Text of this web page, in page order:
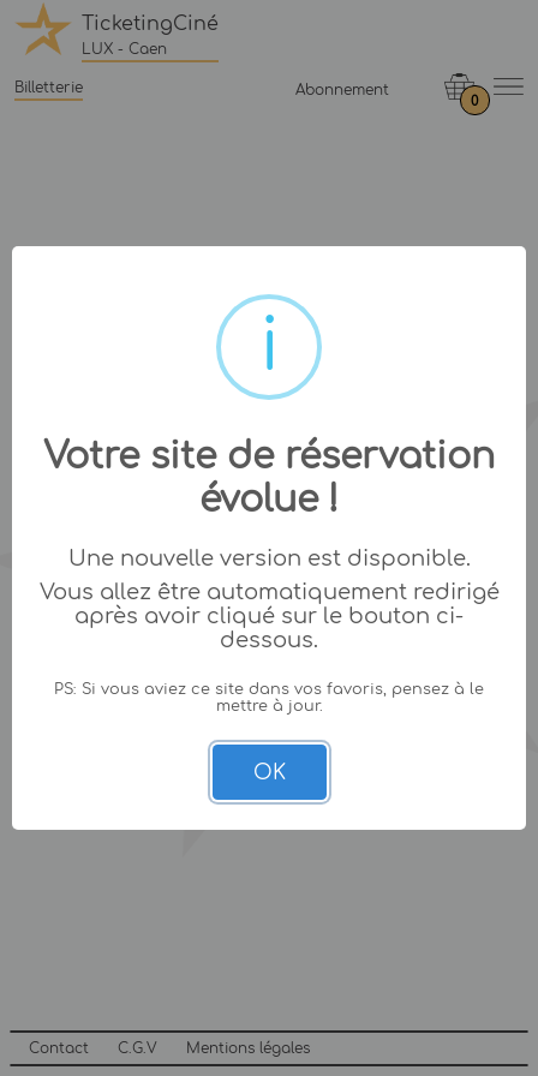
TicketingCiné
LUX - Caen
Billetterie Abonnement
0
Contact C.G.V Mentions légales
Votre site de réservation
évolue !
Une nouvelle version est disponible.
Vous allez être automatiquement redirigé
après avoir cliqué sur le bouton ci-
dessous.
PS: Si vous aviez ce site dans vos favoris, pensez à le
mettre à jour.
OK